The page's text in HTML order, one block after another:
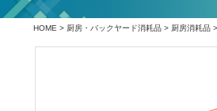
HOME > 厨房・バックヤード消耗品> 厨房消耗品>